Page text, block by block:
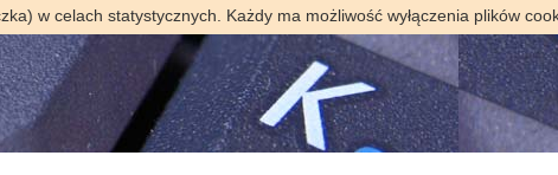
w celach statystycznych. Każdy ma możliwość wyłączenia plików